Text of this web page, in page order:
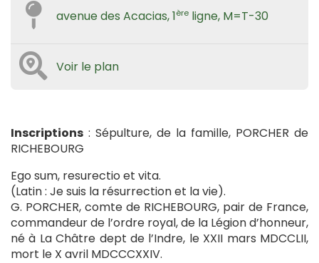
avenue des Acacias, 1ère ligne, M=T-30
Voir le plan
Inscriptions : Sépulture, de la famille, PORCHER de
RICHEBOURG
Ego sum, resurectio et vita.
(Latin : Je suis la résurrection et la vie).
G. PORCHER, comte de RICHEBOURG, pair de France,
commandeur de l’ordre royal, de la Légion d’honneur,
né à La Châtre dept de l’Indre, le XXII mars MDCCLII,
mort le X avril MDCCCXXIV.